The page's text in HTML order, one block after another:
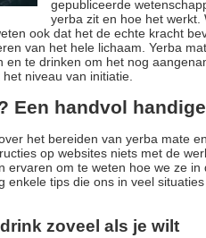
gepubliceerde
yerba zit en hoe het
ook dat het de echte kracht
van het hele lichaam. Yerba
te drinken om het nog
niveau van initiatie.
Een handvol
het bereiden van yerba mate
op websites niets met de
ervaren om te weten hoe we ze
enkele tips die ons in veel
zoveel als je wilt